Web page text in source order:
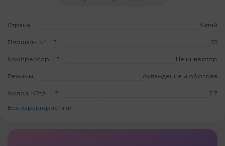
Страна Китай
Площадь, м² ? 25
Компрессор ? Не инвертор
Режимы охлаждение и обогрев
Холод, КВт/ч ?
2.7
Все характеристики